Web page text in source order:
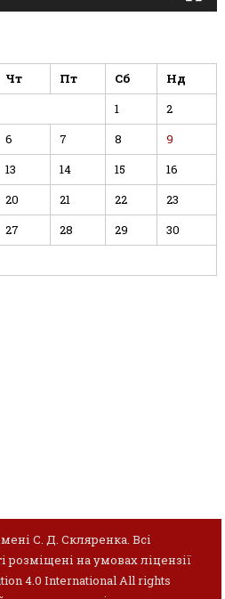
Чт Пт Сб
Нд
1
2
6 7 8
9
13 14 15
16
20 21 22
23
27 28 29
30
С. Д. Скляренка. Всі
розміщені на умовах ліцензії
4.0 International All rights